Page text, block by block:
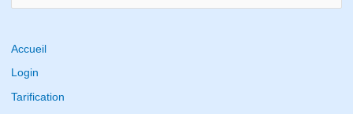
r
c
Accueil
Login
Tarification